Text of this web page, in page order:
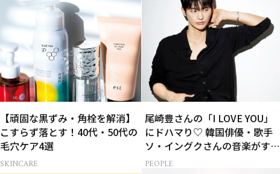
【頑固な黒ずみ・角栓を解消】
こすらず落とす！40代・50代の
毛穴ケア4選
SKINCARE
尾崎豊さんの「I LOVE YOU」
にドハマり♡ 韓国俳優・歌手
ソ・イングクさんの音楽がすべ
ての人生って？
PEOPLE